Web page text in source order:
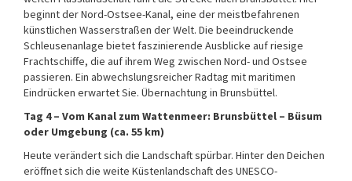
beginnt der Nord-Ostsee-Kanal, eine der meistbefahrenen
künstlichen Wasserstraßen der Welt. Die beeindruckende
Schleusenanlage bietet faszinierende Ausblicke auf riesige
Frachtschiffe, die auf ihrem Weg zwischen Nord- und Ostsee
passieren. Ein abwechslungsreicher Radtag mit maritimen
Eindrücken erwartet Sie. Übernachtung in Brunsbüttel.
Tag 4 – Vom Kanal zum Wattenmeer: Brunsbüttel – Büsum
oder Umgebung (ca. 55 km)
Heute verändert sich die Landschaft spürbar. Hinter den Deichen
eröffnet sich die weite Küstenlandschaft des UNESCO-